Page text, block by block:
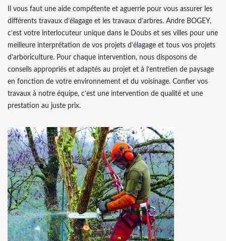
Il vous faut une aide compétente et aguerrie pour vous assurer les
différents travaux d’élagage et les travaux d’arbres. Andre BOGEY,
c’est votre interlocuteur unique dans le Doubs et ses villes pour une
meilleure interprétation de vos projets d’élagage et tous vos projets
d’arboriculture. Pour chaque intervention, nous disposons de
conseils appropriés et adaptés au projet et à l’entretien de paysage
en fonction de votre environnement et du voisinage. Confier vos
travaux à notre équipe, c’est une intervention de qualité et une
prestation au juste prix.